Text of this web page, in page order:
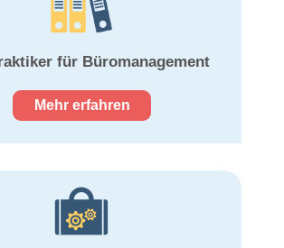
für Büromanagement
Mehr erfahren